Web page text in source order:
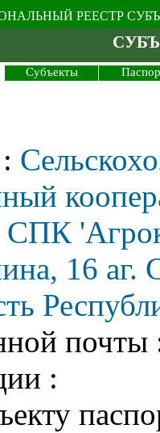
РЕЕСТР
Субъекты
СПК
16 аг.
почты
: